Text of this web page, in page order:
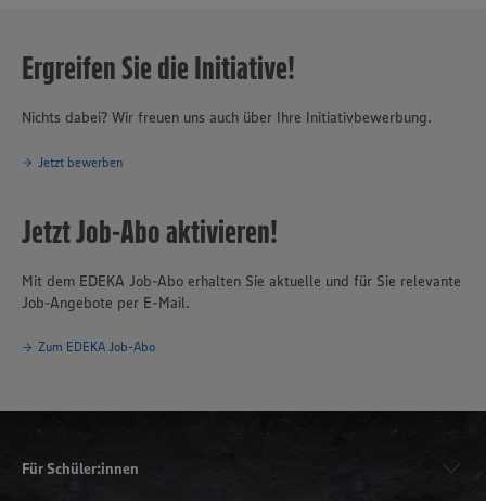
Ergreifen Sie die Initiative!
Nichts dabei? Wir freuen uns auch über Ihre Initiativbewerbung.
Jetzt bewerben
Jetzt Job-Abo aktivieren!
Mit dem EDEKA Job-Abo erhalten Sie aktuelle und für Sie relevante
Job-Angebote per E-Mail.
Zum EDEKA Job-Abo
Für Schüler:innen